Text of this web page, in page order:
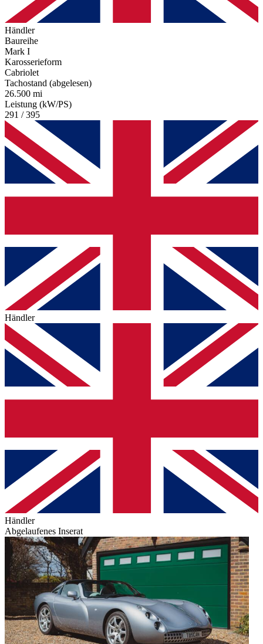
Händler
Baureihe
Mark I
Karosserieform
Cabriolet
Tachostand (abgelesen)
26.500 mi
Leistung (kW/PS)
291 / 395
Händler
Händler
Abgelaufenes Inserat